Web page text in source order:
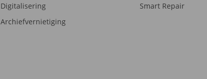
Digitalisering
Archiefvernietiging
Smart Repair